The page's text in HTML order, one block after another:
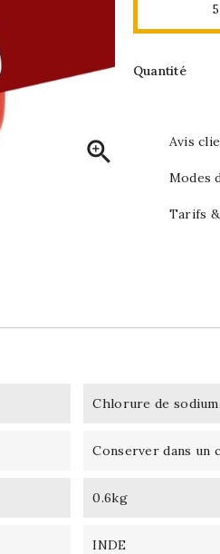

5
Quantité
Avis
Modes
Tarifs
Chlorure de
Conserver dans un
0.6kg
INDE